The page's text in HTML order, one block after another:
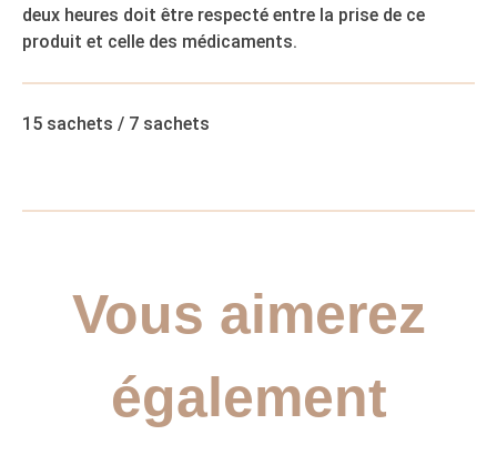
deux heures doit être respecté entre la prise de ce
produit et celle des médicaments.
15 sachets / 7 sachets
Vous aimerez
également